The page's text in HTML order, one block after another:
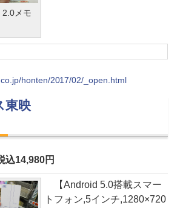
2.0メモ
honten/2017/02/_open.html
東映
14,980円
【Android 5.0搭載スマー
トフォン,5インチ,1280×720